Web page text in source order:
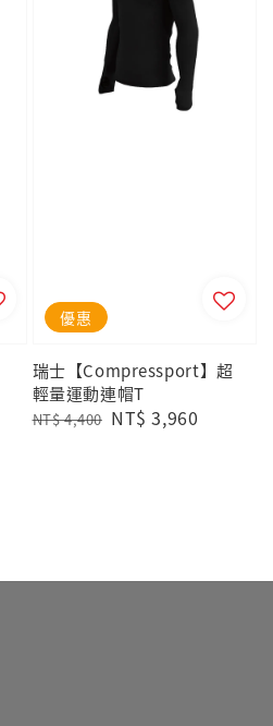
優惠
瑞士【Compressport】超
輕量運動連帽T
Regular
NT$ 4,400 Sale
NT$ 3,960